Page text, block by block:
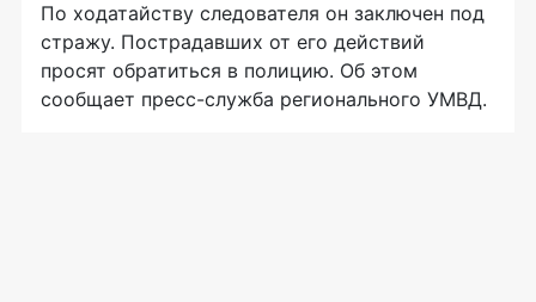
По ходатайству следователя он заключен под
стражу. Пострадавших от его действий
просят обратиться в полицию. Об этом
сообщает пресс-служба регионального УМВД.